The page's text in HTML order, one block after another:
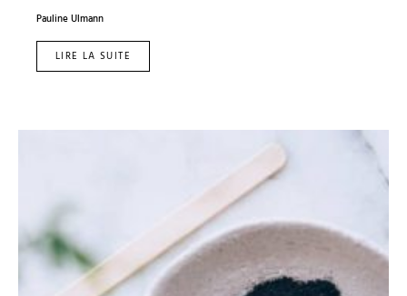
Pauline Ulmann
LIRE LA SUITE